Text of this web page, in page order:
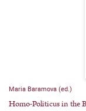
Maria Baramova (ed.)
Homo-Politicus in the